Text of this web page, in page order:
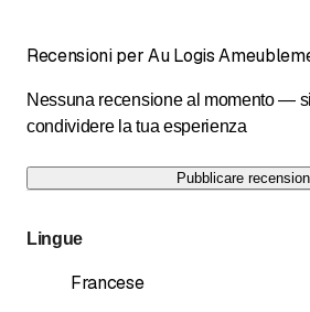
Recensioni per Au Logis
Nessuna recensione al momento —
condividere la tua esperienza
Pubblicare
Lingue
Francese